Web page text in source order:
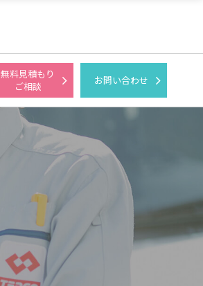
無料見積もり
ご相談
お問い合わせ